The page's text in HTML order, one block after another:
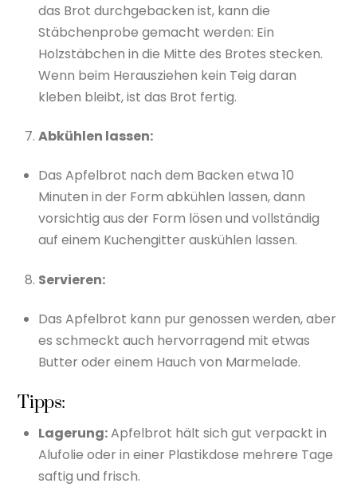
das Brot durchgebacken ist, kann die
Stäbchenprobe gemacht werden: Ein
Holzstäbchen in die Mitte des Brotes stecken.
Wenn beim Herausziehen kein Teig daran
kleben bleibt, ist das Brot fertig.
Abkühlen lassen:
Das Apfelbrot nach dem Backen etwa 10
Minuten in der Form abkühlen lassen, dann
vorsichtig aus der Form lösen und vollständig
auf einem Kuchengitter auskühlen lassen.
Servieren:
Das Apfelbrot kann pur genossen werden, aber
es schmeckt auch hervorragend mit etwas
Butter oder einem Hauch von Marmelade.
Tipps:
Lagerung:Apfelbrot hält sich gut verpackt in
Alufolie oder in einer Plastikdose mehrere Tage
saftig und frisch.